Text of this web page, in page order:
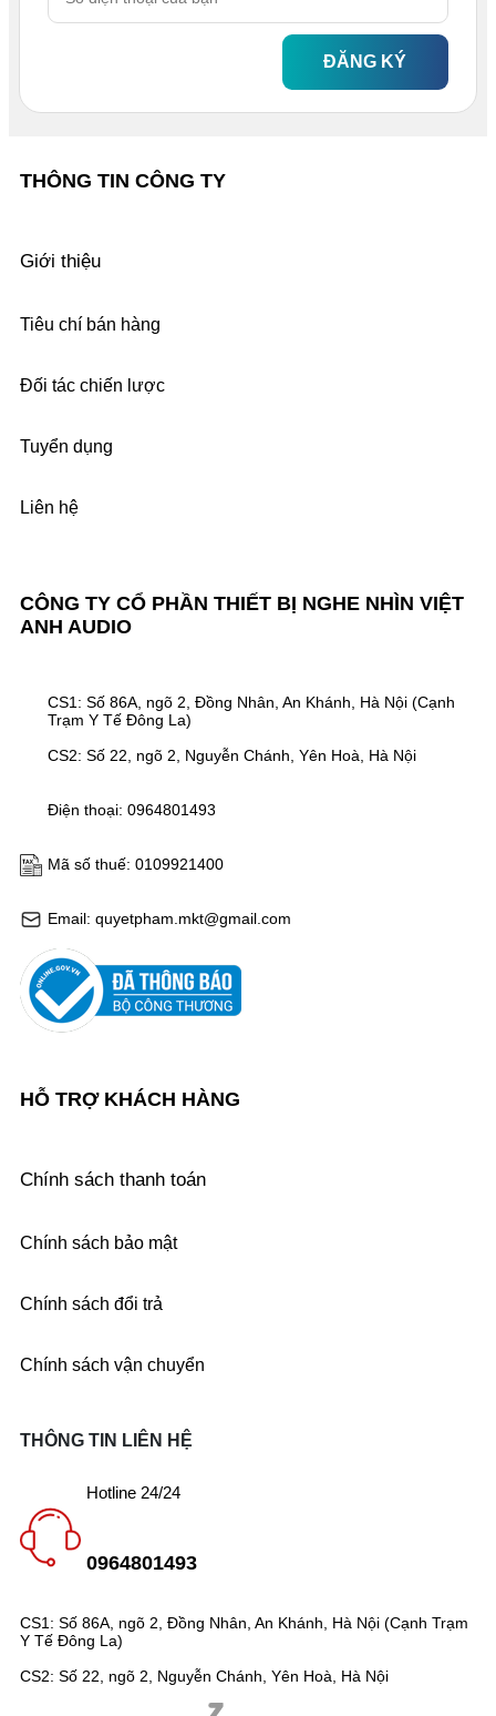
ĐĂNG KÝ
CÔNG TY CỔ PHẦN THIẾT BỊ NGHE NHÌN VIỆT
ANH AUDIO
Email: quyetpham.mkt@gmail.com
Mã số thuế: 0109921400
Điện thoại: 0964801493
CS1: Số 86A, ngõ 2, Đồng Nhân, An Khánh, Hà Nội (Cạnh
Trạm Y Tế Đông La)
CS2: Số 22, ngõ 2, Nguyễn Chánh, Yên Hoà, Hà Nội
THÔNG TIN CÔNG TY
Giới thiệu
Tiêu chí bán hàng
Đối tác chiến lược
Tuyển dụng
Liên hệ
HỖ TRỢ KHÁCH HÀNG
Chính sách thanh toán
Chính sách bảo mật
Chính sách đổi trả
Chính sách vận chuyển
CS1: Số 86A, ngõ 2, Đồng Nhân, An Khánh, Hà Nội (Cạnh Trạm
Y Tế Đông La)
CS2: Số 22, ngõ 2, Nguyễn Chánh, Yên Hoà, Hà Nội
THÔNG TIN LIÊN HỆ
Hotline 24/24
0964801493